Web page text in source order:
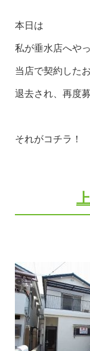
本日は
私が垂水店へや
当店で契約した
退去され、再度
それがコチラ！